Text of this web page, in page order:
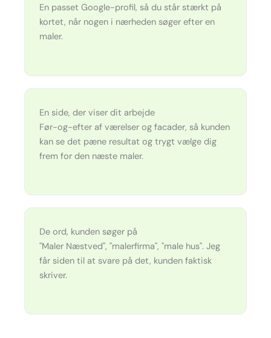
En passet Google-profil, så du står stærkt på
kortet, når nogen i nærheden søger efter en
maler.
En side, der viser dit arbejde
Før-og-efter af værelser og facader, så kunden
kan se det pæne resultat og trygt vælge dig
frem for den næste maler.
De ord, kunden søger på
"Maler Næstved", "malerfirma", "male hus". Jeg
får siden til at svare på det, kunden faktisk
skriver.